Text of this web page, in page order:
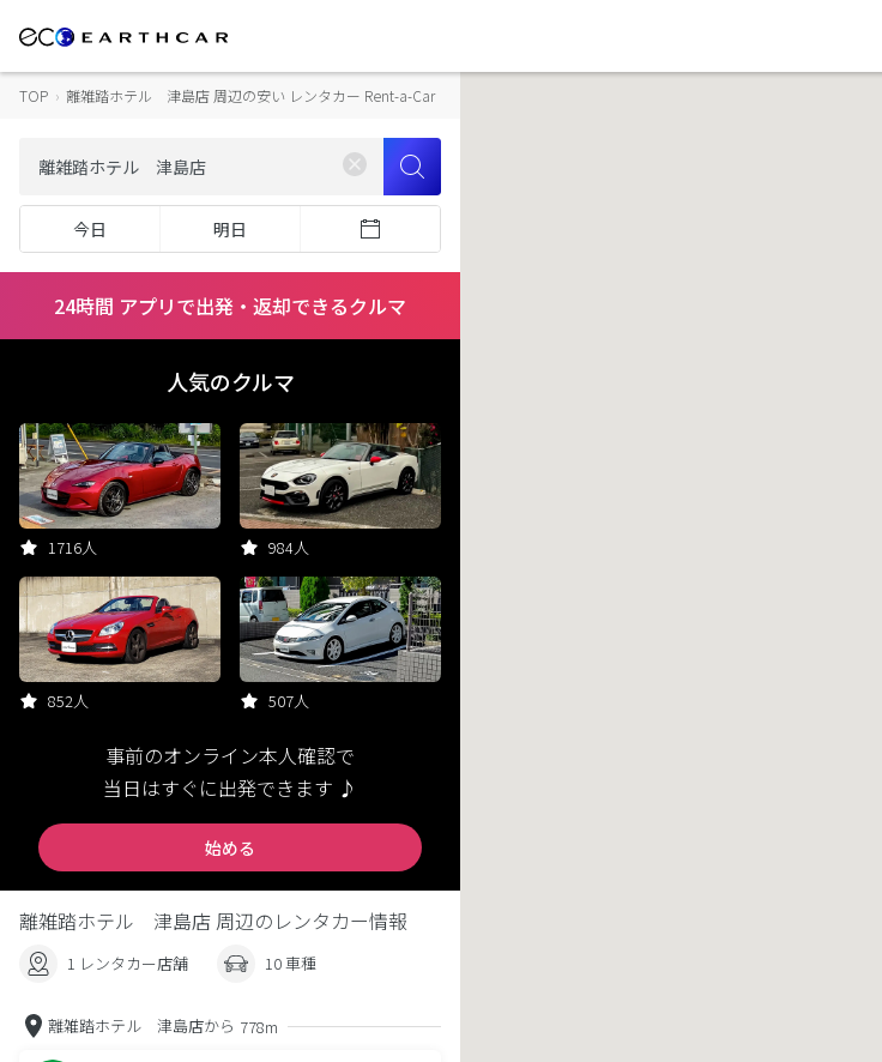
TOP › 離雑踏ホテル 津島店 周辺の安い レンタカー Rent-a-Car
今日 明日
24時間 アプリで出発・返却できるクルマ
人気のクルマ
1716人 984人
852人 507人
事前のオンライン本人確認で
当日はすぐに出発できます ♪
始める
離雑踏ホテル 津島店 周辺のレンタカー情報
1 レンタカー店舗 10 車種
離雑踏ホテル 津島店から 778m